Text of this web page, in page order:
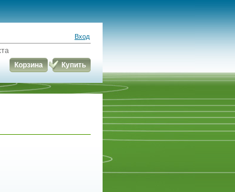
Вход
Корзина
Купить